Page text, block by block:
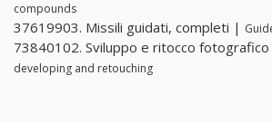
compounds
37619903. Missili guidati, completi |
73840102. Sviluppo e ritocco
developing and retouching